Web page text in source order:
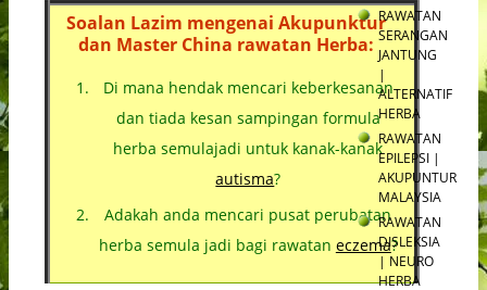
Soalan Lazim mengenai Akupunktur
dan Master China rawatan Herba:
Di mana hendak mencari keberkesanan
dan tiada kesan sampingan formula
herba semulajadi untuk kanak-kanak
autisma?
Adakah anda mencari pusat perubatan
herba semula jadi bagi rawatan eczema?
RAWATAN
SERANGAN
JANTUNG
|
ALTERNATIF
HERBA
RAWATAN
EPILEPSI |
AKUPUNTUR
MALAYSIA
RAWATAN
DISLEKSIA
| NEURO
HERBA